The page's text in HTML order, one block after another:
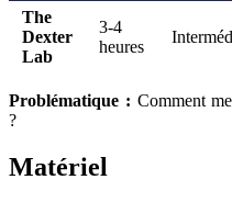
The
Dexter
Lab
3-4
heures
Problématique : Comment
?
Matériel